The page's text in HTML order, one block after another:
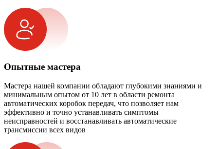
Опытные мастера
Мастера нашей компании обладают глубокими знаниями и
минимальным опытом от 10 лет в области ремонта
автоматических коробок передач, что позволяет нам
эффективно и точно устанавливать симптомы
неисправностей и восстанавливать автоматические
трансмиссии всех видов